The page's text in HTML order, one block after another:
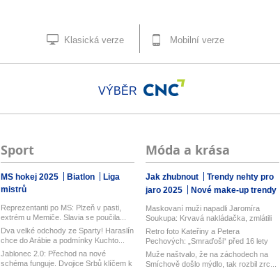
Klasická verze Mobilní verze
VÝBĚR
Sport
MS hokej 2025 Biatlon
Liga
mistrů
Reprezentanti po MS: Plzeň v pasti,
extrém u Memiče. Slavia se poučila...
Dva velké odchody ze Sparty! Haraslín
chce do Arábie a podmínky Kuchto...
Jablonec 2.0: Přechod na nové
schéma funguje. Dvojice Srbů klíčem k
Móda a krása
Jak zhubnout
Trendy nehty pro
jaro 2025
Nové make-up trendy
Maskovaní muži napadli Jaromíra
Soukupa: Krvavá nakládačka, zmlátili
h...
Retro foto Kateřiny a Petera
Pechových: „Smraďoši“ před 16 lety
Muže naštvalo, že na záchodech na
Smíchově došlo mýdlo, tak rozbil zrc...